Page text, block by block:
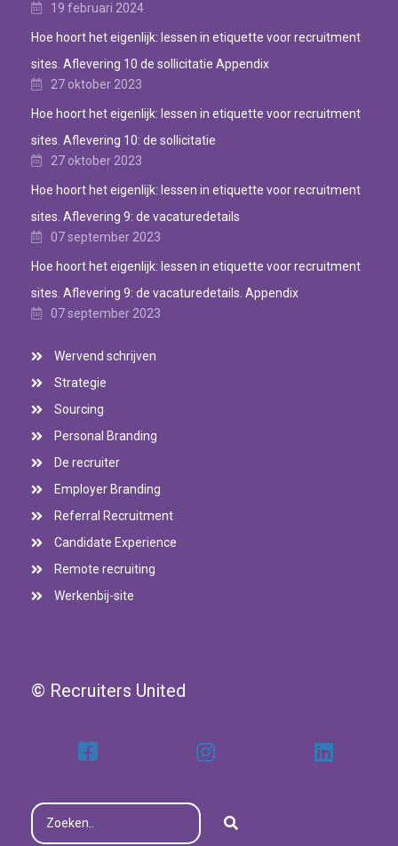
19 februari 2024
Hoe hoort het eigenlijk: lessen in etiquette voor recruitment
sites. Aflevering 10 de sollicitatie Appendix
27 oktober 2023
Hoe hoort het eigenlijk: lessen in etiquette voor recruitment
sites. Aflevering 10: de sollicitatie
27 oktober 2023
Hoe hoort het eigenlijk: lessen in etiquette voor recruitment
sites. Aflevering 9: de vacaturedetails
07 september 2023
Hoe hoort het eigenlijk: lessen in etiquette voor recruitment
sites. Aflevering 9: de vacaturedetails. Appendix
07 september 2023
Wervend schrijven
Strategie
Sourcing
Personal Branding
De recruiter
Employer Branding
Referral Recruitment
Candidate Experience
Remote recruiting
Werkenbij-site
© Recruiters United